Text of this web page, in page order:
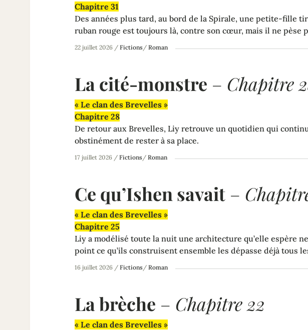
22 juillet 2026 / Fictions/ Roman
Chapitre 31
Des années plus tard, au bord de la Spirale, une petite-fille
ruban rouge est toujours là, contre son cœur, mais il ne pèse
La cité-monstre – Chapitre
17 juillet 2026 / Fictions/ Roman
« Le clan des Brevelles »
Chapitre 28
De retour aux Brevelles, Liy retrouve un quotidien qui
obstinément de rester à sa place.
Ce qu’Ishen savait –
16 juillet 2026 / Fictions/ Roman
« Le clan des Brevelles »
Chapitre 25
Liy a modélisé toute la nuit une architecture qu’elle espère
point ce qu’ils construisent ensemble les dépasse déjà tous
La brèche – Chapitre 22
« Le clan des Brevelles »